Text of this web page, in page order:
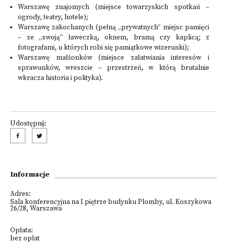
Warszawę znajomych (miejsce towarzyskich spotkań –
ogrody, teatry, hotele);
Warszawę zakochanych (pełną „prywatnych” miejsc pamięci
– ze „swoją” ławeczką, oknem, bramą czy kaplicą; z
fotografami, u których robi się pamiątkowe wizerunki);
Warszawę małżonków (miejsce załatwiania interesów i
sprawunków, wreszcie – przestrzeń, w którą brutalnie
wkracza historia i polityka).
Udostępnij:
Informacje
Adres:
Sala konferencyjna na I piętrze budynku Plomby, ul. Koszykowa
26/28, Warszawa
Opłata:
bez opłat